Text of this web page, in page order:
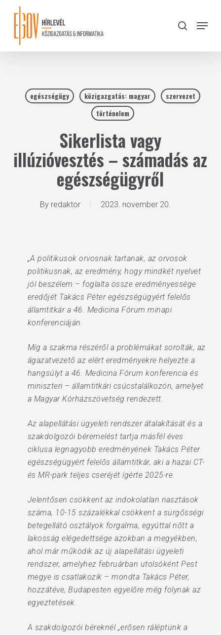
content
search
Menu
egészségügy közigazgatás: magyar
szervezet
történelem
Sikerlista vagy
illúzióvesztés – számadás az
egészségügyről
By redaktor 2023. november 20.
„A politikusok orvosnak tartanak, az orvosok
politikusnak, az eredmény, hogy mindkét nyelvet
jól beszélem – foglalta össze eredményessége
eredőjét Takács Péter egészségügyért felelős
államtitkár a 46. Medicina Fórum minapi
konferenciáján.
Míg a szakma részéről a problémákat sorolták, az
ágazatvezető az elért eredményekre helyezte a
hangsúlyt a 46. Medicina Fórum konferencia és
miniszteri – államtitkári csúcstalálkozón, amelyet
a Magyar Kórházszövetség rendezett.
Az alapellátási ügyeleti rendszer átalakítását és a
szakdolgozói béremelést tartja másfél éves
ciklusa legnagyobb eredményének Takács Péter
egészségügyért felelős államtitkár, aki a hazai CT-
és MR-park teljes cseréjét ígérte 2025-re.
Jelentősen csökkent az indokolatlan riasztások
száma, 10-15 százalékkal csökkent a sürgősségi
betegellátó osztályok forgalma, egyúttal nőtt a
lakosság elégedettsége azokban a megyékben,
ahol már működik az új alapellátási ügyeleti
rendszer, amelyhez februárban utolsóként Pest
megye is csatlakozik – mondta Takács Péter,
hozzátéve, Budapesten egyelőre még folynak az
egyeztetések.
A szakdolgozói béreknél „erősen ráléptünk a
Close